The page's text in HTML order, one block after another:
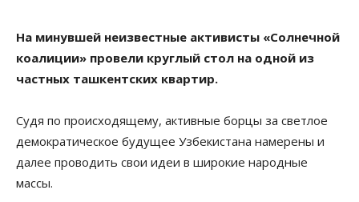
На минувшей неизвестные активисты «Солнечной
коалиции» провели круглый стол на одной из
частных ташкентских квартир.
Судя по происходящему, активные борцы за светлое
демократическое будущее Узбекистана намерены и
далее проводить свои идеи в широкие народные
массы.